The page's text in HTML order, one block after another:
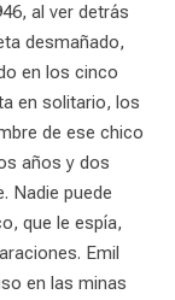
al ver de­trás
desma­ñado,
en los cinco
en so­litario, los
de ese chico
años y dos
Nadie puede
que le espía,
Emil
en las minas